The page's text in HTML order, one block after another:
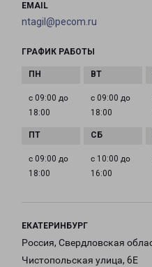
EMAIL
ntagil@pecom.ru
ГРАФИК РАБОТЫ
с 09:00 до
18:00
с 09:00 до
18:00
с 09:00 до
18:00
с 10:00 до
16:00
ЕКАТЕРИНБУРГ
Россия, Свердловская
Чистопольская улица, 6Е